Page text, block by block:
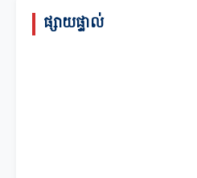
ផ្សាយផ្ទាល់